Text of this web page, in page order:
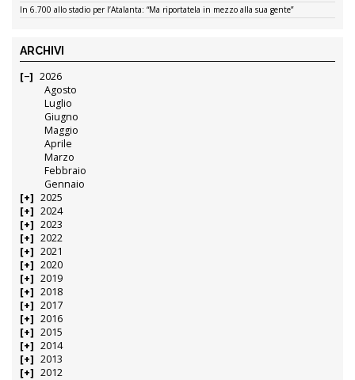
In 6.700 allo stadio per l’Atalanta: “Ma riportatela in mezzo alla sua gente”
ARCHIVI
2026
Agosto
Luglio
Giugno
Maggio
Aprile
Marzo
Febbraio
Gennaio
2025
2024
2023
2022
2021
2020
2019
2018
2017
2016
2015
2014
2013
2012